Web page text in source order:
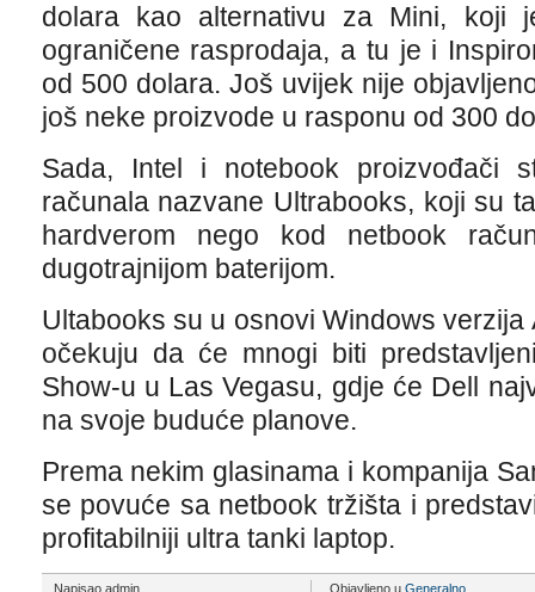
dolara kao alternativu za Mini, koji
ograničene rasprodaja, a tu je i
od 500 dolara. Još uvijek nije
još neke proizvode u rasponu od 300
Sada, Intel i notebook proizvođači
računala nazvane Ultrabooks, koji su
hardverom nego kod netbook
dugotrajnijom baterijom.
Ultabooks su u osnovi Windows verzija
očekuju da će mnogi biti
Show-u u Las Vegasu, gdje će Dell
na svoje buduće planove.
Prema nekim glasinama i kompanija
se povuće sa netbook tržišta i
profitabilniji ultra tanki laptop.
Napisao admin Objavljeno u Generalno